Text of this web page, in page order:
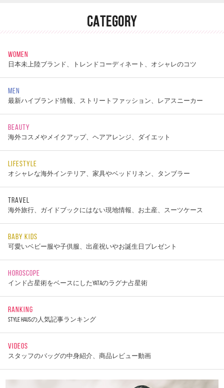
CATEGORY
WOMEN
日本未上陸ブランド、トレンドコーディネート、オシャレのコツ
MEN
最新ハイブランド情報、ストリートファッション、レアスニーカー
BEAUTY
海外コスメやメイクアップ、ヘアアレンジ、ダイエット
LIFESTYLE
オシャレな海外インテリア、家具やベッドリネン、タンブラー
TRAVEL
海外旅行、ガイドブックにはない現地情報、お土産、スーツケース
BABY KIDS
可愛いベビー服や子供服、出産祝いやお誕生日プレゼント
HOROSCOPE
インド占星術をベースにしたYATAのラグナ占星術
RANKING
STYLE HAUSの人気記事ランキング
VIDEOS
スタッフのバッグの中身紹介、商品レビュー動画